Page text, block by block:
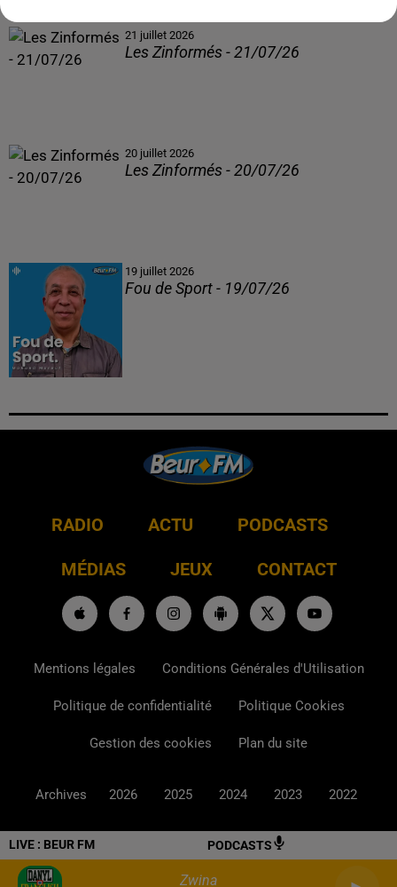
LIVE : BEUR FM PODCASTS
Zwina
21 juillet 2026
Les Zinformés - 21/07/26
20 juillet 2026
Les Zinformés - 20/07/26
19 juillet 2026
Fou de Sport - 19/07/26
RADIO ACTU PODCASTS
MÉDIAS JEUX CONTACT
Mentions légales Conditions Générales d'Utilisation
Politique de confidentialité Politique Cookies
Gestion des cookies Plan du site
Archives 2026 2025 2024 2023 2022